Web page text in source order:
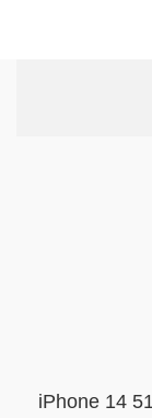
iPhone 14